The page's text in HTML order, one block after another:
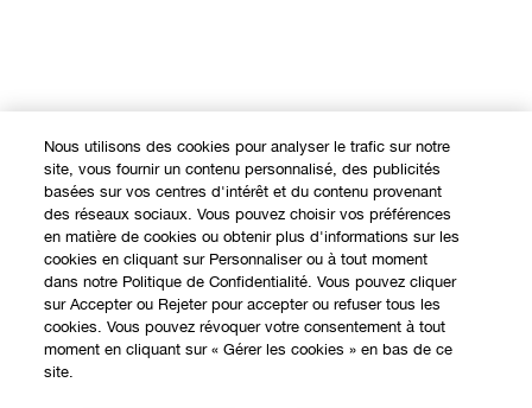
EXPÉRIENCE EN LIGNE
Nous utilisons des cookies pour analyser le trafic sur notre
site, vous fournir un contenu personnalisé, des publicités
basées sur vos centres d'intérêt et du contenu provenant
des réseaux sociaux. Vous pouvez choisir vos préférences
en matière de cookies ou obtenir plus d'informations sur les
cookies en cliquant sur Personnaliser ou à tout moment
dans notre Politique de Confidentialité. Vous pouvez cliquer
sur Accepter ou Rejeter pour accepter ou refuser tous les
cookies. Vous pouvez révoquer votre consentement à tout
moment en cliquant sur « Gérer les cookies » en bas de ce
site.